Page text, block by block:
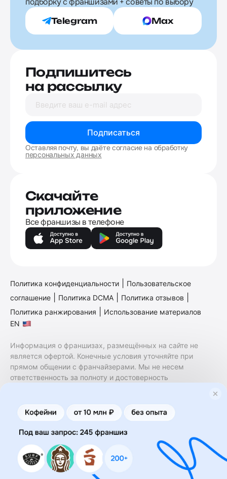
Telegram Max
Подпишитесь
на рассылку
Подписаться
Оставляя почту, вы даёте согласие на обработку
персональных данных
Скачайте
приложение
Все франшизы в телефоне
Политика конфиденциальности
Пользовательское
соглашение
Политика DCMA Политика отзывов
Политика ранжирования
Использование материалов
EN
Информация о франшизах, размещённых на сайте не
является офертой. Конечные условия уточняйте при
прямом общении с франчайзерами. Мы не несем
ответственность за полноту и достоверность
финансовые услуги. Заключение договоров
коммерческой концессии (франчайзинга) осуществляется
правообладателями/их представителями. Бизнесменс.ру
не является посредником или представителем
правообладателя и не несет ответственность за условия
предоставления франшизы и действия лиц,
осуществленные на основании информации, имеющейся